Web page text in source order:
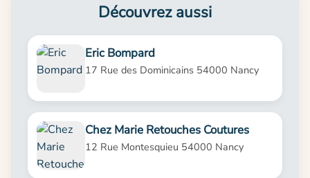
Découvrez aussi
Eric Bompard
17 Rue des Dominicains 54000 Nancy
Chez Marie Retouches Coutures
12 Rue Montesquieu 54000 Nancy